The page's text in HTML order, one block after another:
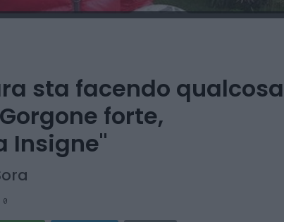
sta facendo qualcosa
forte,
Insigne"
0